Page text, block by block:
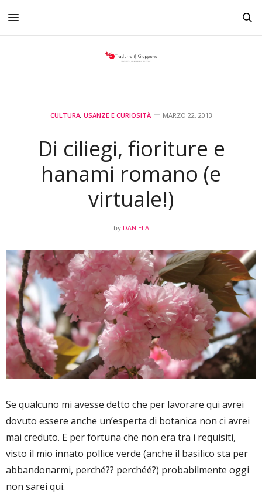
CULTURA, USANZE E CURIOSITÀ MARZO 22, 2013
Di ciliegi, fioriture e
hanami romano (e
virtuale!)
by DANIELA
Se qualcuno mi avesse detto che per lavorare qui avrei
dovuto essere anche un’esperta di botanica non ci avrei
mai creduto. E per fortuna che non era tra i requisiti,
visto il mio innato pollice verde (anche il basilico sta per
abbandonarmi, perché?? perchéé?) probabilmente oggi
non sarei qui.